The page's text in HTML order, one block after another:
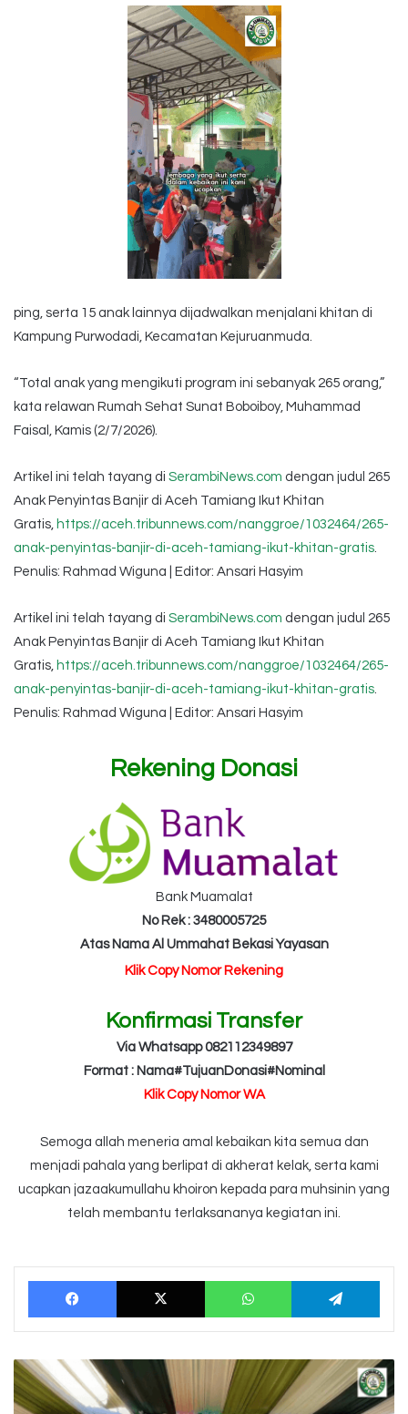
ping, serta 15 anak lainnya dijadwalkan menjalani khitan di
Kampung Purwodadi, Kecamatan Kejuruanmuda.
“Total anak yang mengikuti program ini sebanyak 265 orang,”
kata relawan Rumah Sehat Sunat Boboiboy, Muhammad
Faisal, Kamis (2/7/2026).
Artikel ini telah tayang di SerambiNews.com dengan judul 265
Anak Penyintas Banjir di Aceh Tamiang Ikut Khitan
Gratis, https://aceh.tribunnews.com/nanggroe/1032464/265-
anak-penyintas-banjir-di-aceh-tamiang-ikut-khitan-gratis.
Penulis: Rahmad Wiguna | Editor: Ansari Hasyim
Artikel ini telah tayang di SerambiNews.com dengan judul 265
Anak Penyintas Banjir di Aceh Tamiang Ikut Khitan
Gratis, https://aceh.tribunnews.com/nanggroe/1032464/265-
anak-penyintas-banjir-di-aceh-tamiang-ikut-khitan-gratis.
Penulis: Rahmad Wiguna | Editor: Ansari Hasyim
Rekening Donasi
Bank Muamalat
No Rek : 3480005725
Atas Nama Al Ummahat Bekasi Yayasan
Klik Copy Nomor Rekening
Konfirmasi Transfer
Via Whatsapp 082112349897
Format : Nama#TujuanDonasi#Nominal
Klik Copy Nomor WA
Semoga allah meneria amal kebaikan kita semua dan
menjadi pahala yang berlipat di akherat kelak, serta kami
ucapkan jazaakumullahu khoiron kepada para muhsinin yang
telah membantu terlaksananya kegiatan ini.
Facebook X WhatsApp
Khitan
Berkah
Kemerdekaan